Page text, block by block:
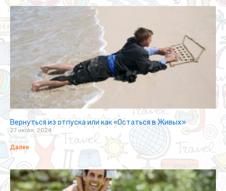
Вернуться из отпуска или как «Остаться в Живых»
27 июля, 2024
Далее